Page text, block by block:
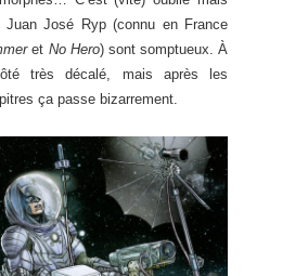
Juan José Ryp (connu en France
et No Hero) sont somptueux. À
très décalé, mais après les
ça passe bizarrement.